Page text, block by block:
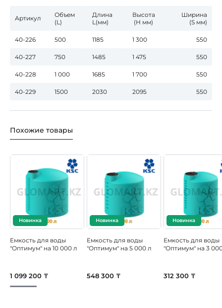
Артикул
Объем
(L)
Длина
L(мм)
Высота
(Н мм)
Ширина
(S мм)
40-226 500 1185 1 300 550
40-227 750 1485 1 475 550
40-228 1 000 1685 1 700 550
40-229 1500 2030 2095 550
Похожие товары
Новинка
Емкость для воды
"Оптимум" на 10 000 л
1 099 200 ₸
Новинка
Емкость для воды
"Оптимум" на 5 000 л
548 300 ₸
Новинка
Емкость для воды
"Оптимум" на 3
312 300 ₸